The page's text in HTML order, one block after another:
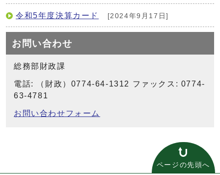
令和5年度決算カード [2024年9月17日]
お問い合わせ
総務部財政課
電話: （財政）0774-64-1312 ファックス: 0774-
63-4781
お問い合わせフォーム
ページの先頭へ